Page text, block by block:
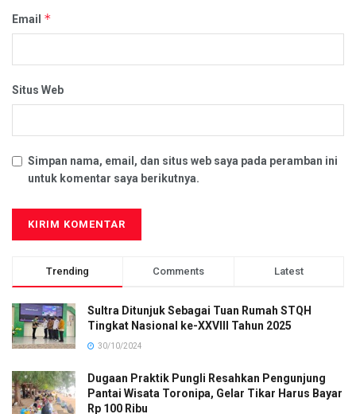
Email *
Situs Web
Simpan nama, email, dan situs web saya pada peramban ini
untuk komentar saya berikutnya.
Trending Comments Latest
Sultra Ditunjuk Sebagai Tuan Rumah STQH
Tingkat Nasional ke-XXVIII Tahun 2025
30/10/2024
Dugaan Praktik Pungli Resahkan Pengunjung
Pantai Wisata Toronipa, Gelar Tikar Harus Bayar
Rp 100 Ribu